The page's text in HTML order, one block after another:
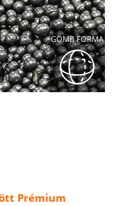
GÖMB FORMA
Prémium